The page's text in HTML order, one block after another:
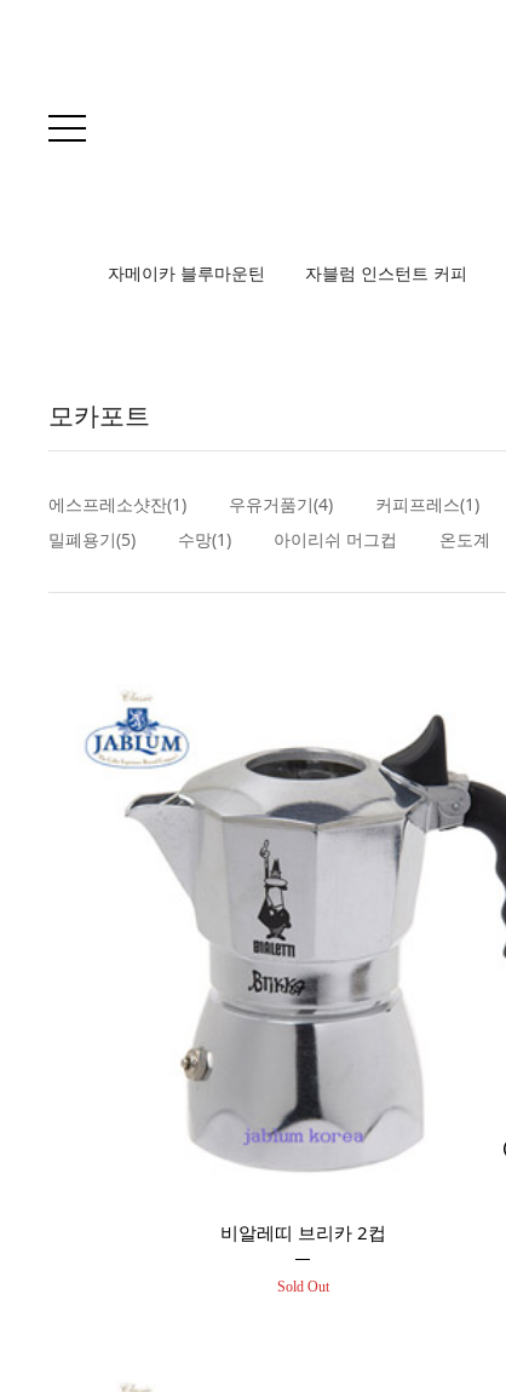
자메이카 블루마운틴 자블럼 인스턴트 커피
모카포트
에스프레소샷잔(1) 우유거품기(4) 커피프레스(1)
밀폐용기(5)
수망(1) 아이리쉬 머그컵 온도계
비알레띠 브리카 2컵
Sold Out